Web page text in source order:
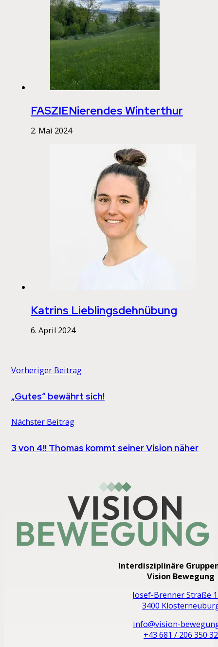
FASZIENierendes Winterthur
2. Mai 2024
Katrins Lieblingsdehnübung
6. April 2024
Vorheriger Beitrag
„Gutes“ bewährt sich!
Nächster Beitrag
3 von 4!! Thomas kommt seiner Vision näher
Interdisziplinäre
Vision Bewegung
Josef-Brenner Straße
3400
info@vision-
+43 681 / 206 350 32